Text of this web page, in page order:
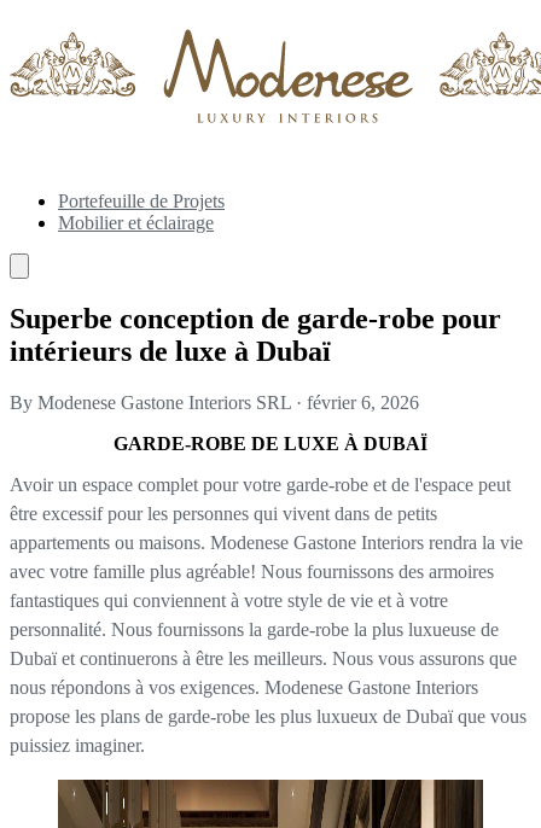
Portefeuille de Projets
Mobilier et éclairage
Superbe conception de garde-robe pour
intérieurs de luxe à Dubaï
By Modenese Gastone Interiors SRL · février 6, 2026
GARDE-ROBE DE LUXE À DUBAÏ
Avoir un espace complet pour votre garde-robe et de l'espace peut
être excessif pour les personnes qui vivent dans de petits
appartements ou maisons. Modenese Gastone Interiors rendra la vie
avec votre famille plus agréable! Nous fournissons des armoires
fantastiques qui conviennent à votre style de vie et à votre
personnalité. Nous fournissons la garde-robe la plus luxueuse de
Dubaï et continuerons à être les meilleurs. Nous vous assurons que
nous répondons à vos exigences. Modenese Gastone Interiors
propose les plans de garde-robe les plus luxueux de Dubaï que vous
puissiez imaginer.